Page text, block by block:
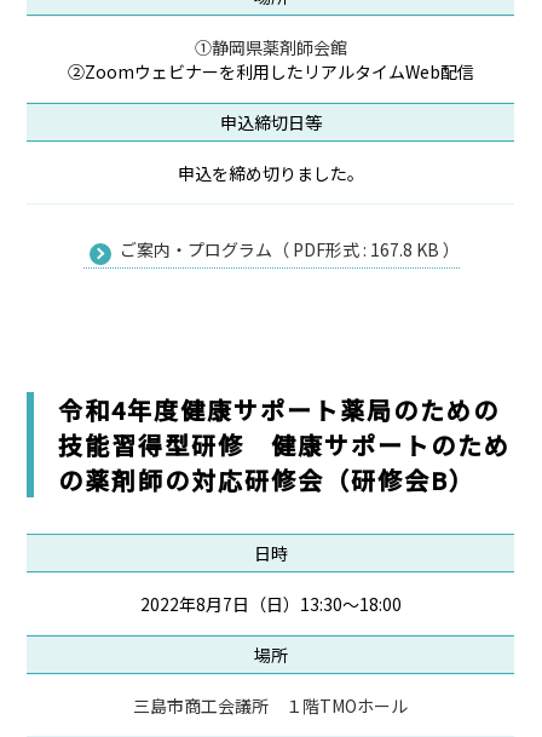
①静岡県薬剤師会館
②Zoomウェビナーを利用したリアルタイムWeb配信
申込締切日等
申込を締め切りました。
ご案内・プログラム（ PDF形式 : 167.8 KB ）
令和4年度健康サポート薬局のための
技能習得型研修 健康サポートのため
の薬剤師の対応研修会（研修会B）
日時
2022年8月7日（日）13:30～18:00
場所
三島市商工会議所 １階TMOホール